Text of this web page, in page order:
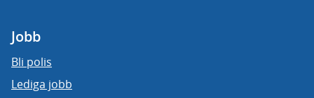
Jobb
Bli polis
Lediga jobb